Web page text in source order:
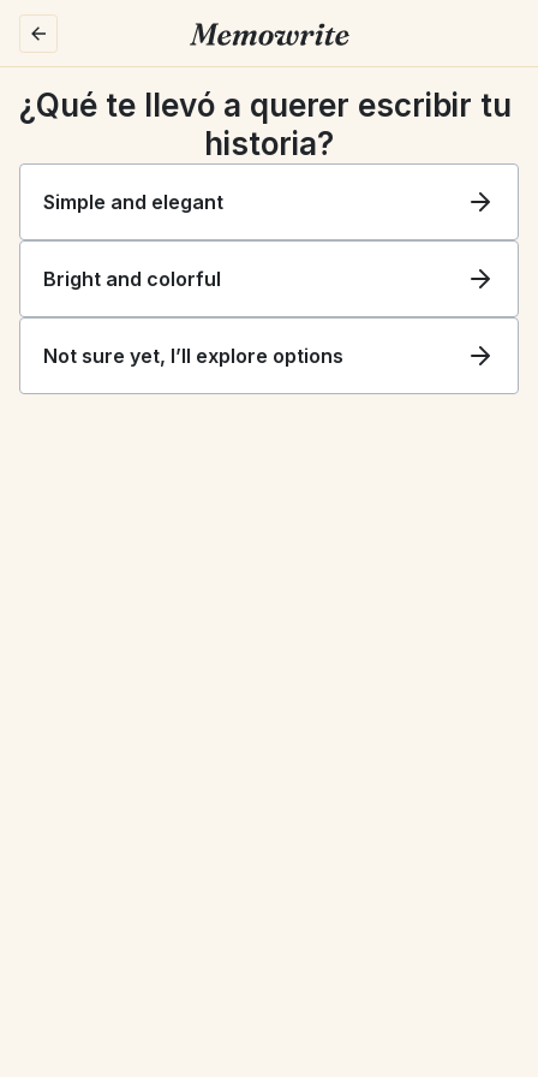
¿Qué te llevó a querer escribir tu
historia?
Simple and elegant
Bright and colorful
Not sure yet, I’ll explore options